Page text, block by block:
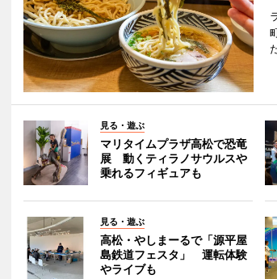
見る・遊ぶ
マリタイムプラザ高松で恐竜
展 動くティラノサウルスや
乗れるフィギュアも
見る・遊ぶ
高松・やしまーるで「源平屋
島鉄道フェスタ」 運転体験
やライブも